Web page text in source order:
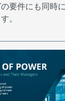
要件にも同時
。